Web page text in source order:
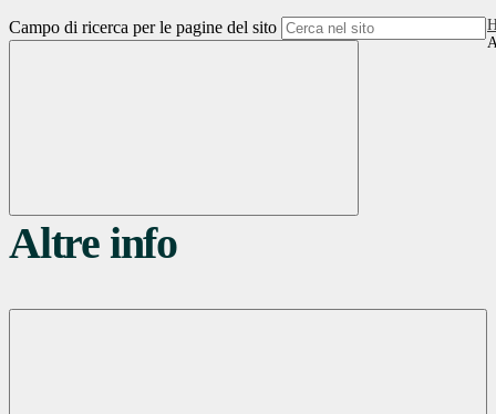
Campo di ricerca per le pagine del sito
Altre info